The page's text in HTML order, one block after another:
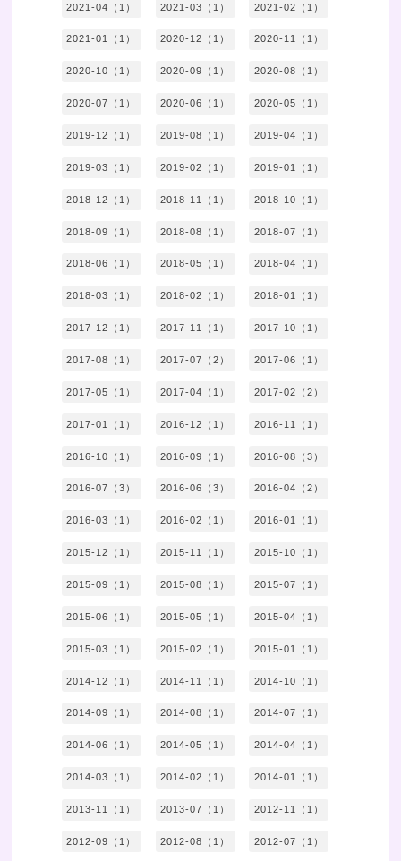
2021-04（1） 2021-03（1） 2021-02（1）
2021-01（1） 2020-12（1） 2020-11（1）
2020-10（1） 2020-09（1） 2020-08（1）
2020-07（1） 2020-06（1） 2020-05（1）
2019-12（1） 2019-08（1） 2019-04（1）
2019-03（1） 2019-02（1） 2019-01（1）
2018-12（1） 2018-11（1） 2018-10（1）
2018-09（1） 2018-08（1） 2018-07（1）
2018-06（1） 2018-05（1） 2018-04（1）
2018-03（1） 2018-02（1） 2018-01（1）
2017-12（1） 2017-11（1） 2017-10（1）
2017-08（1） 2017-07（2） 2017-06（1）
2017-05（1） 2017-04（1） 2017-02（2）
2017-01（1） 2016-12（1） 2016-11（1）
2016-10（1） 2016-09（1） 2016-08（3）
2016-07（3） 2016-06（3） 2016-04（2）
2016-03（1） 2016-02（1） 2016-01（1）
2015-12（1） 2015-11（1） 2015-10（1）
2015-09（1） 2015-08（1） 2015-07（1）
2015-06（1） 2015-05（1） 2015-04（1）
2015-03（1） 2015-02（1） 2015-01（1）
2014-12（1） 2014-11（1） 2014-10（1）
2014-09（1） 2014-08（1） 2014-07（1）
2014-06（1） 2014-05（1） 2014-04（1）
2014-03（1） 2014-02（1） 2014-01（1）
2013-11（1） 2013-07（1） 2012-11（1）
2012-09（1） 2012-08（1） 2012-07（1）